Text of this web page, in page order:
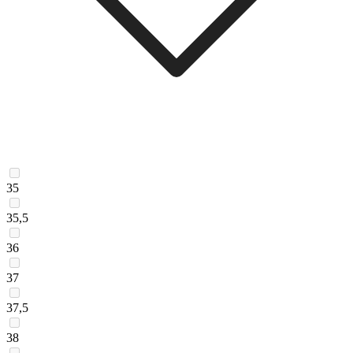
35
35,5
36
37
37,5
38